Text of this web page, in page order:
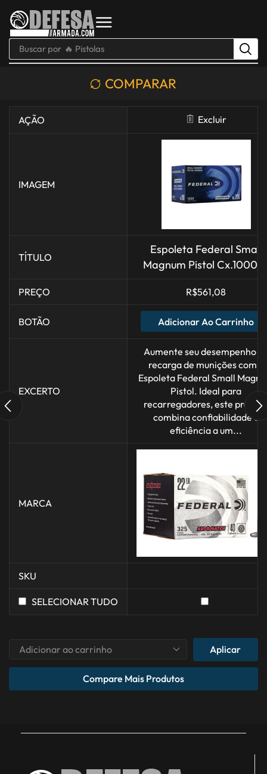
Buscar por 🔥 Pistolas
COMPARAR
AÇÃO Excluir
IMAGEM
TÍTULO
Espoleta Federal Small
Magnum Pistol
PREÇO R$561,08
BOTÃO Adicionar Ao Carrinho
EXCERTO
Aumente seu desempenho
recarga de munições com a
Espoleta Federal Small
Pistol. Ideal para
recarregadores, este
combina confiabilidade e
eficiência a um...
MARCA
SKU
SELECIONAR TUDO
Aplicar
Compare Mais Produtos